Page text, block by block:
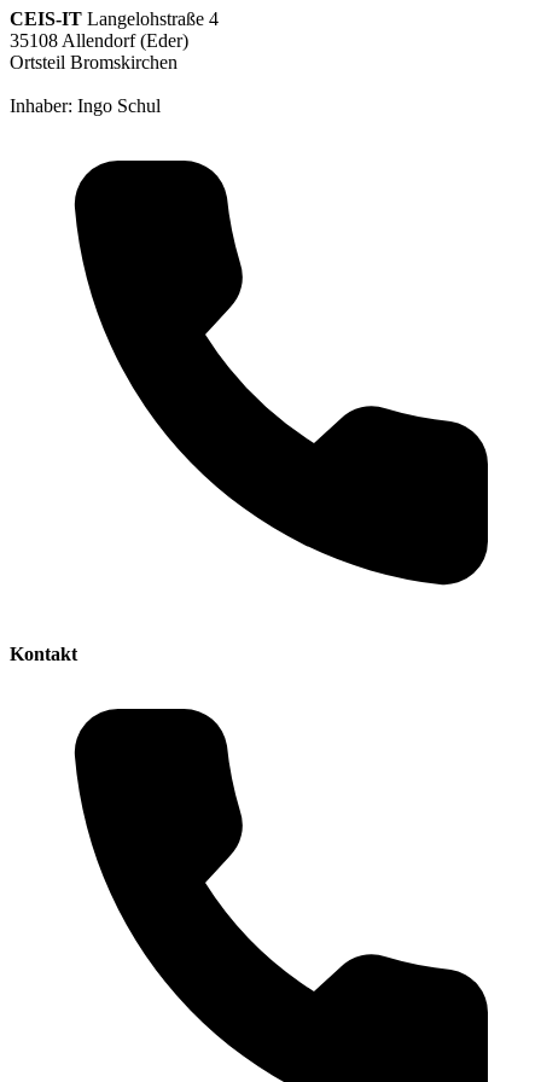
CEIS-IT Langelohstraße 4
35108 Allendorf (Eder)
Ortsteil Bromskirchen
Inhaber: Ingo Schul
Kontakt